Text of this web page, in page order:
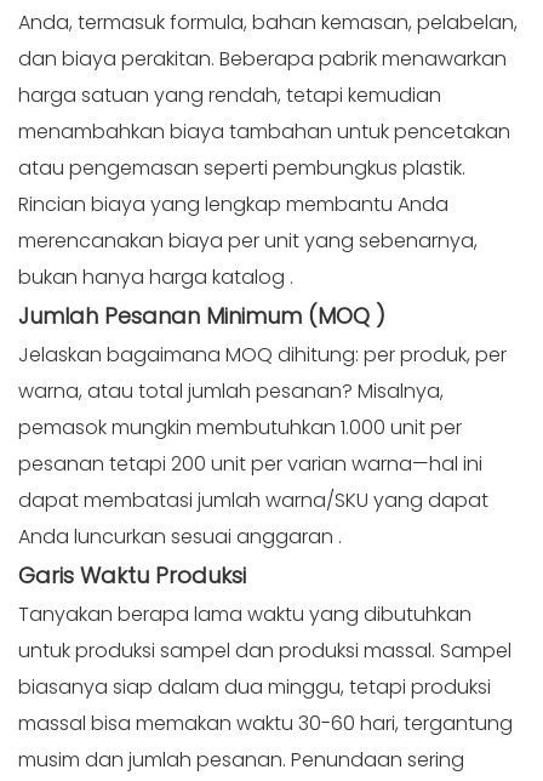
Anda, termasuk formula, bahan kemasan, pelabelan,
dan biaya perakitan. Beberapa pabrik menawarkan
harga satuan yang rendah, tetapi kemudian
menambahkan biaya tambahan untuk pencetakan
atau pengemasan seperti pembungkus plastik.
Rincian biaya yang lengkap membantu Anda
merencanakan biaya per unit yang sebenarnya,
bukan hanya harga katalog .
Jumlah Pesanan Minimum (MOQ )
Jelaskan bagaimana MOQ dihitung: per produk, per
warna, atau total jumlah pesanan? Misalnya,
pemasok mungkin membutuhkan 1.000 unit per
pesanan tetapi 200 unit per varian warna—hal ini
dapat membatasi jumlah warna/SKU yang dapat
Anda luncurkan sesuai anggaran .
Garis Waktu Produksi
Tanyakan berapa lama waktu yang dibutuhkan
untuk produksi sampel dan produksi massal. Sampel
biasanya siap dalam dua minggu, tetapi produksi
massal bisa memakan waktu 30-60 hari, tergantung
musim dan jumlah pesanan. Penundaan sering